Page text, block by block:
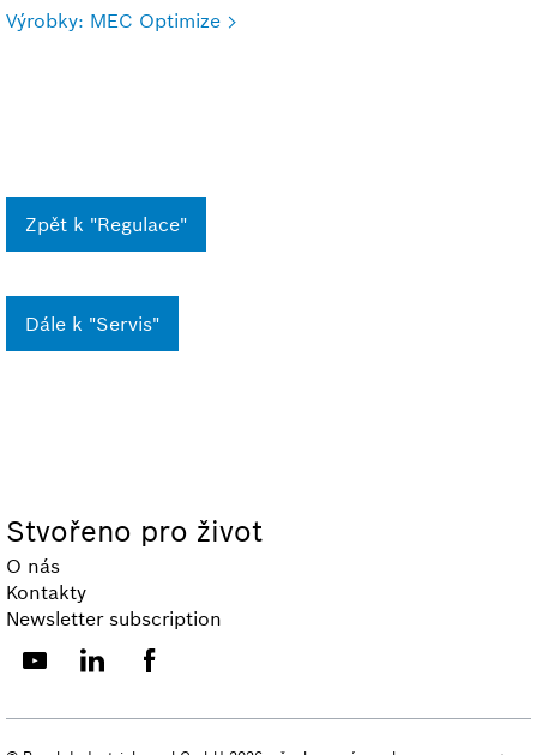
Výrobky: MEC Optimize
Zpět k "Regulace"
Dále k "Servis"
Stvořeno pro život
O nás
Kontakty
Newsletter subscription